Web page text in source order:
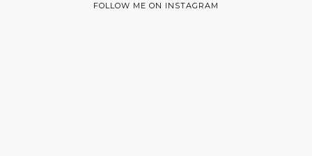
FOLLOW ME ON INSTAGRAM